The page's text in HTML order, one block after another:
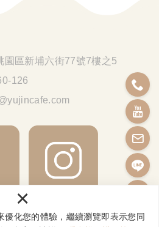
優化您的體驗，繼續瀏覽即表示您同
×
園區新埔六街77號7樓之5
126